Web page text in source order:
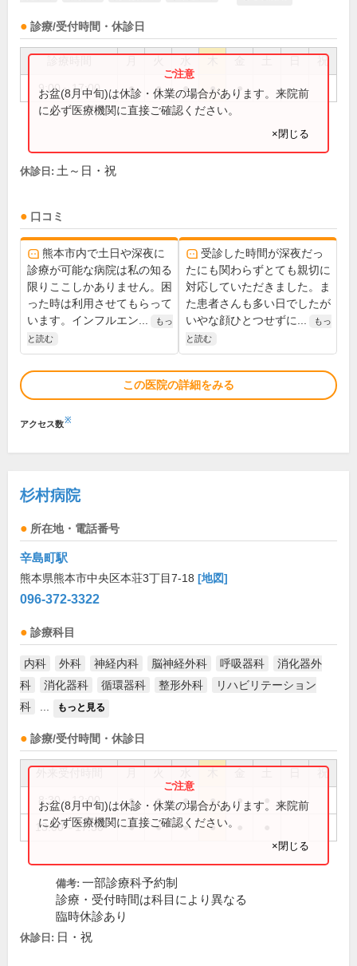
診療/受付時間・休診日
祝
9:00～17:00 ● ● ● ● ●
お盆(8月中旬)は休診・休業の場合があります。来院前
に必ず医療機関に直接ご確認ください。
×閉じる
休診日: 土～日・祝
口コミ
熊本市内で土日や深夜に
診療が可能な病院は私の知る
限りここしかありません。困
った時は利用させてもらって
います。インフルエン...
もっ
と読む
受診した時間が深夜だっ
たにも関わらずとても親切に
対応していただきました。ま
た患者さんも多い日でしたが
いやな顔ひとつせずに...
もっ
と読む
この医院の詳細をみる
アクセス数※
杉村病院
所在地・電話番号
辛島町駅
熊本県熊本市中央区本荘3丁目7-18 [地図]
096-372-3322
診療科目
内科 外科 神経内科 脳神経外科 呼吸器科
消化器外
科
消化器科 循環器科 整形外科
リハビリテーション
科
もっと見る
診療/受付時間・休診日
祝
8:30～12:00 ● ● ● ● ●
13:00～17:30 ● ● ● ●
お盆(8月中旬)は休診・休業の場合があります。来院前
に必ず医療機関に直接ご確認ください。
×閉じる
備考: 一部診療科予約制
診療・受付時間は科目により異なる
臨時休診あり
休診日: 日・祝